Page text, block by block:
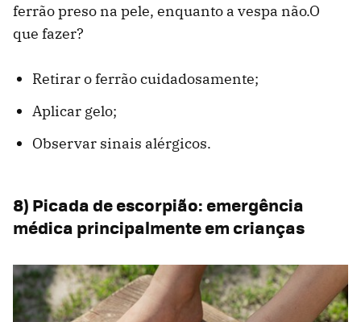
ferrão preso na pele, enquanto a vespa não.O
que fazer?
Retirar o ferrão cuidadosamente;
Aplicar gelo;
Observar sinais alérgicos.
8) Picada de escorpião: emergência
médica principalmente em crianças